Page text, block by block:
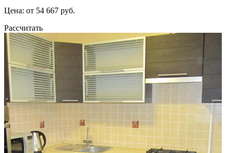
Цена: от 54 667 руб.
Рассчитать